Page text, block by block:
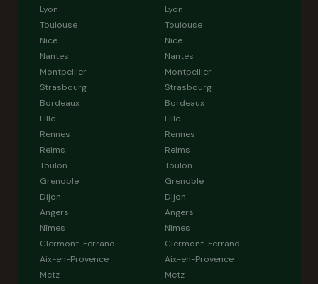
Lyon
Toulouse
Nice
Nantes
Montpellier
Strasbourg
Bordeaux
Lille
Rennes
Reims
Toulon
Grenoble
Dijon
Angers
Nîmes
Clermont-Ferrand
Aix-en-Provence
Metz
Lyon
Toulouse
Nice
Nantes
Montpellier
Strasbourg
Bordeaux
Lille
Rennes
Reims
Toulon
Grenoble
Dijon
Angers
Nîmes
Clermont-Ferrand
Aix-en-Provence
Metz